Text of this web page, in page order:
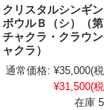
クリスタルシンギ
ボウルＢ（シ）（第
チャクラ・クラウ
ャクラ）
通常価格: ¥35,000(
¥31,500(
在庫